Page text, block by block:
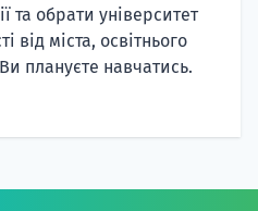
та обрати університет
від міста, освітнього
плануєте навчатись.